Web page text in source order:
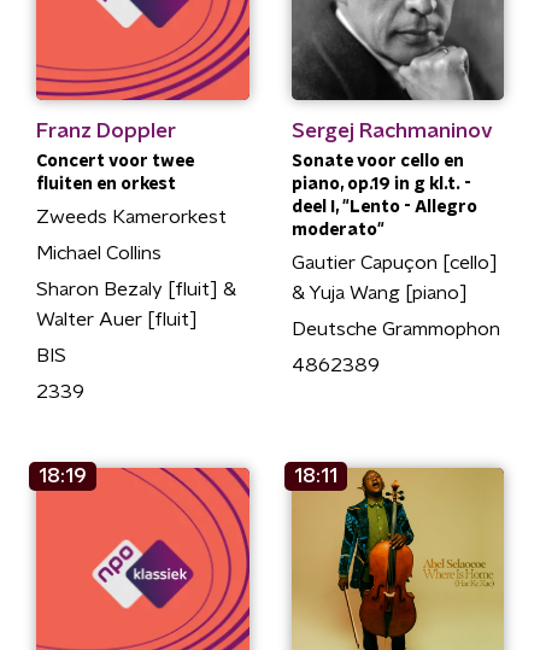
Franz Doppler
Concert voor twee
fluiten en orkest
Zweeds Kamerorkest
Michael Collins
Sharon Bezaly [fluit] &
Walter Auer [fluit]
BIS
2339
Sergej Rachmaninov
Sonate voor cello en
piano, op.19 in g kl.t. -
deel I, "Lento - Allegro
moderato"
Gautier Capuçon [cello]
& Yuja Wang [piano]
Deutsche Grammophon
4862389
18:19 18:11